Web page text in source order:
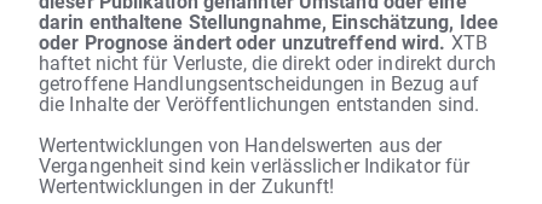
darin enthaltene Stellungnahme, Einschätzung, Idee
oder Prognose ändert oder unzutreffend wird.XTB
haftet nicht für Verluste, die direkt oder indirekt durch
getroffene Handlungsentscheidungen in Bezug auf
die Inhalte der Veröffentlichungen entstanden sind.
Wertentwicklungen von Handelswerten aus der
Vergangenheit sind kein verlässlicher Indikator für
Wertentwicklungen in der Zukunft!